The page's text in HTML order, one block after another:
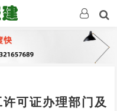
可证办理部门及